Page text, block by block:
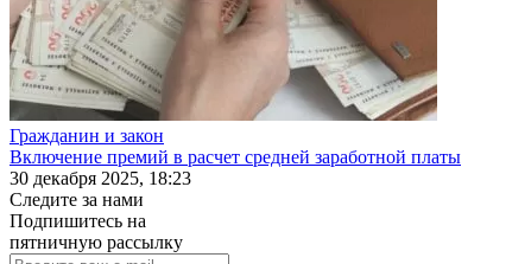
Гражданин и закон
Включение премий в расчет средней заработной платы
30 декабря 2025, 18:23
Следите за нами
Подпишитесь на
пятничную рассылку